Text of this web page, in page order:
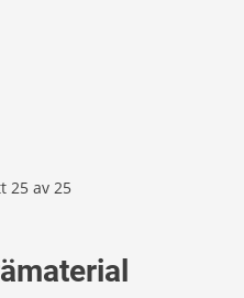
25 av 25